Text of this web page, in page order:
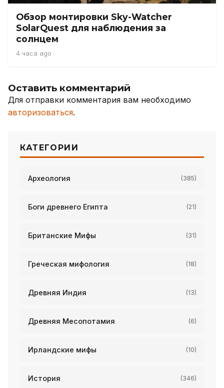
Обзор монтировки Sky-Watcher
SolarQuest для наблюдения за
солнцем
4 часа ago
Оставить комментарий
Для отправки комментария вам необходимо
авторизоваться.
КАТЕГОРИИ
Археология (385)
Боги древнего Египта (21)
Британские Мифы (31)
Греческая мифология (18)
Древняя Индия (13)
Древняя Месопотамия (6)
Ирландские мифы (10)
История (346)